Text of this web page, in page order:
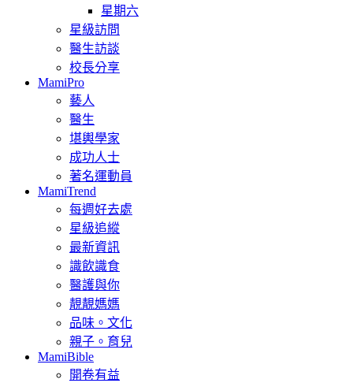
星期六
星級訪問
醫生訪談
校長分享
MamiPro
藝人
醫生
堪輿學家
成功人士
著名運動員
MamiTrend
每週好去處
星級追縱
最新資訊
識飲識食
醫護與你
靚靚媽媽
品味。文化
親子。育兒
MamiBible
開卷有益